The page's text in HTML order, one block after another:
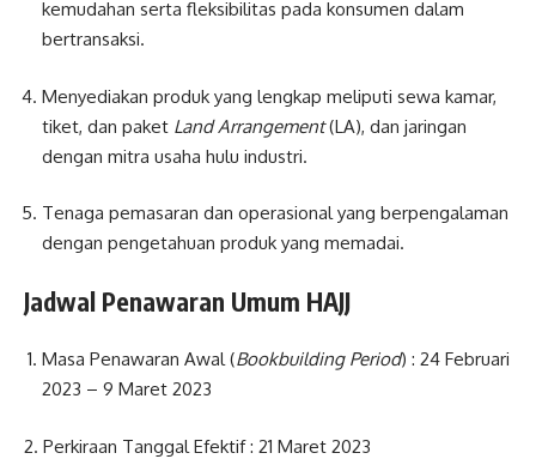
kemudahan serta fleksibilitas pada konsumen dalam
bertransaksi.
Menyediakan produk yang lengkap meliputi sewa kamar,
tiket, dan paket Land Arrangement(LA), dan jaringan
dengan mitra usaha hulu industri.
Tenaga pemasaran dan operasional yang berpengalaman
dengan pengetahuan produk yang memadai.
Jadwal Penawaran Umum HAJJ
Masa Penawaran Awal (Bookbuilding Period) : 24 Februari
2023 – 9 Maret 2023
2. Perkiraan Tanggal Efektif : 21 Maret 2023